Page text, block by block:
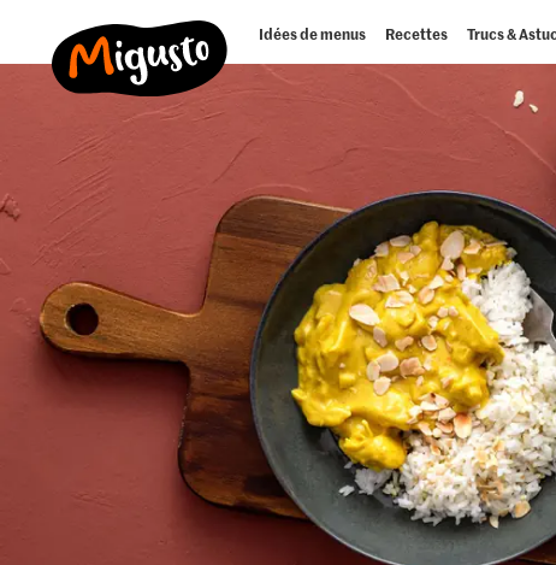
Idées de menus Recettes Trucs &